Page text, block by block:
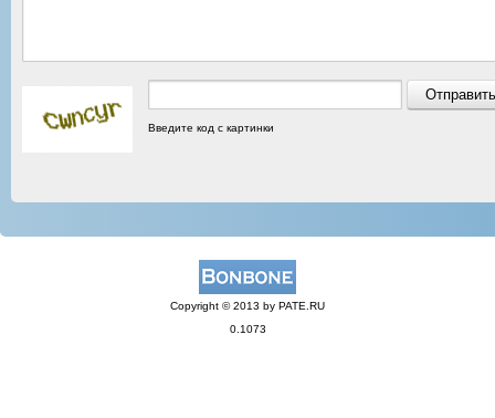
Введите код с картинки
Copyright © 2013 by PATE.RU
0.1073